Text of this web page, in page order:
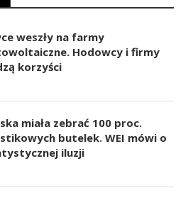
weszły na farmy
Hodowcy i firmy
korzyści
miała zebrać 100 proc.
butelek. WEI mówi o
iluzji